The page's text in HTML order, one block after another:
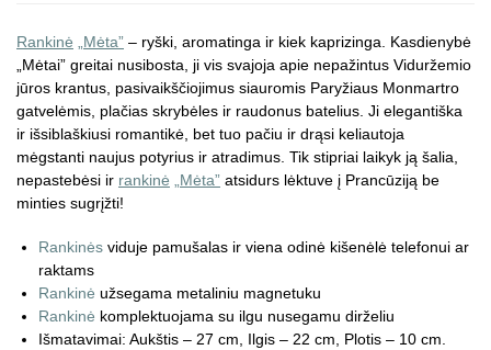
Rankinė „Mėta” – ryški, aromatinga ir kiek kaprizinga. Kasdienybė
„Mėtai” greitai nusibosta, ji vis svajoja apie nepažintus Viduržemio
jūros krantus, pasivaikščiojimus siauromis Paryžiaus Monmartro
gatvelėmis, plačias skrybėles ir raudonus batelius. Ji elegantiška
ir išsiblaškiusi romantikė, bet tuo pačiu ir drąsi keliautoja
mėgstanti naujus potyrius ir atradimus. Tik stipriai laikyk ją šalia,
nepastebėsi ir rankinė „Mėta” atsidurs lėktuve į Prancūziją be
minties sugrįžti!
Rankinės viduje pamušalas ir viena odinė kišenėlė telefonui ar
raktams
Rankinė užsegama metaliniu magnetuku
Rankinė komplektuojama su ilgu nusegamu dirželiu
Išmatavimai: Aukštis – 27 cm, Ilgis – 22 cm, Plotis – 10 cm.